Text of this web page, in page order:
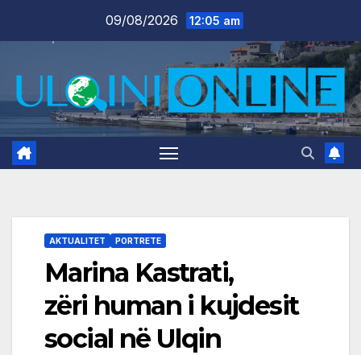
09/08/2026 12:05 am
AKTUALITET PORTRETE
Marina Kastrati,
zëri human i kujdesit
social në Ulqin